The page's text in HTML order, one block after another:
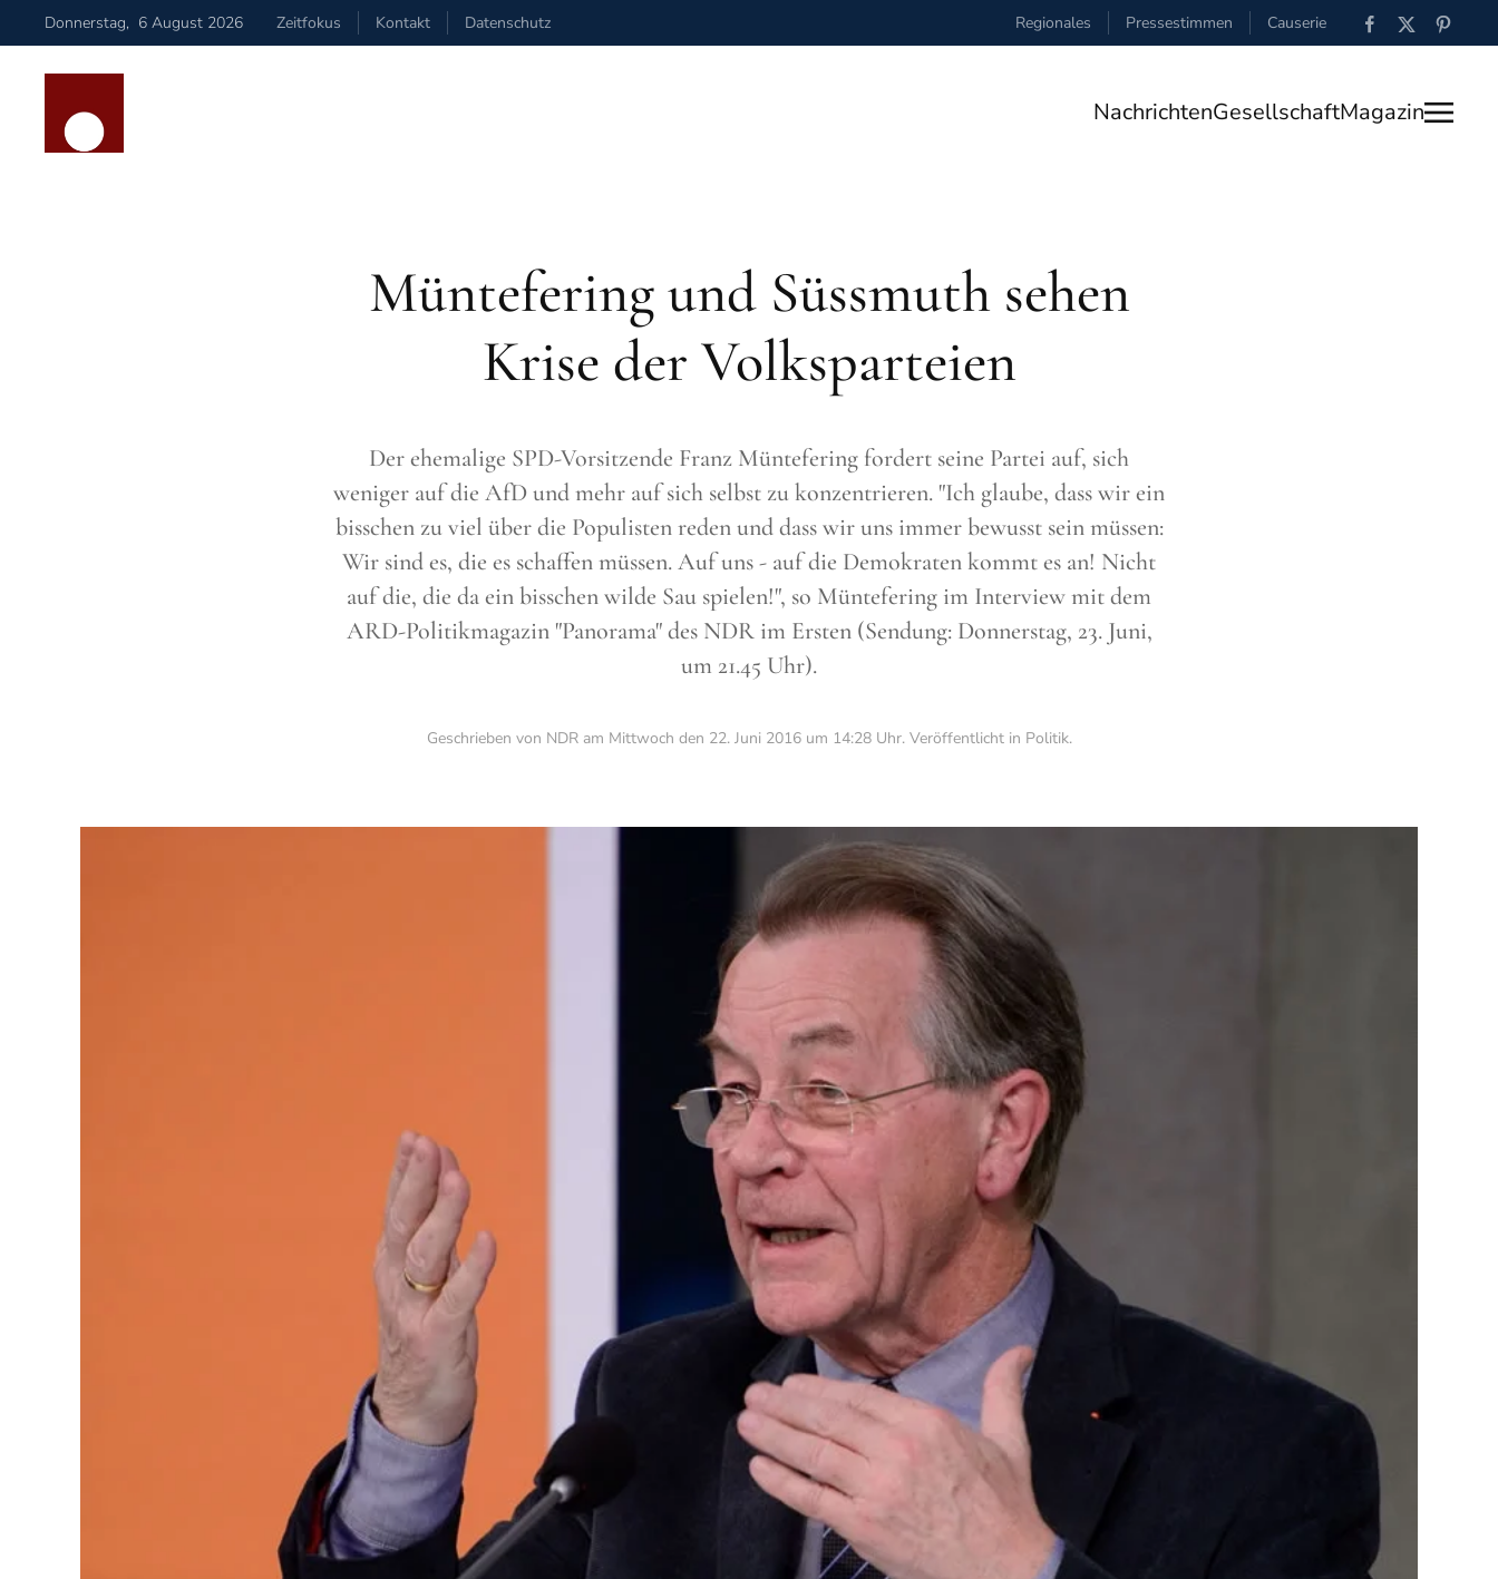
Donnerstag, 6 August 2026 Zeitfokus Kontakt Datenschutz Regionales Pressestimmen Causerie
NachrichtenGesellschaftMagazin
Müntefering und Süssmuth sehen
Krise der Volksparteien
Der ehemalige SPD-Vorsitzende Franz Müntefering fordert seine Partei auf, sich
weniger auf die AfD und mehr auf sich selbst zu konzentrieren. "Ich glaube, dass wir ein
bisschen zu viel über die Populisten reden und dass wir uns immer bewusst sein müssen:
Wir sind es, die es schaffen müssen. Auf uns - auf die Demokraten kommt es an! Nicht
auf die, die da ein bisschen wilde Sau spielen!", so Müntefering im Interview mit dem
ARD-Politikmagazin "Panorama" des NDR im Ersten (Sendung: Donnerstag, 23. Juni,
um 21.45 Uhr).
Geschrieben von NDR am Mittwoch den 22. Juni 2016 um 14:28 Uhr. Veröffentlicht in Politik.